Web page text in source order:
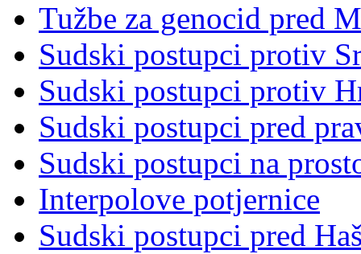
Tužbe za genocid pred
Sudski postupci protiv
Sudski postupci protiv
Sudski postupci pred
Sudski postupci na
Interpolove potjernice
Sudski postupci pred